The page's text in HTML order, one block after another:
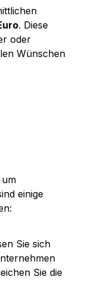
. Diese
oder
Wünschen
einige
Sie sich
Sie die